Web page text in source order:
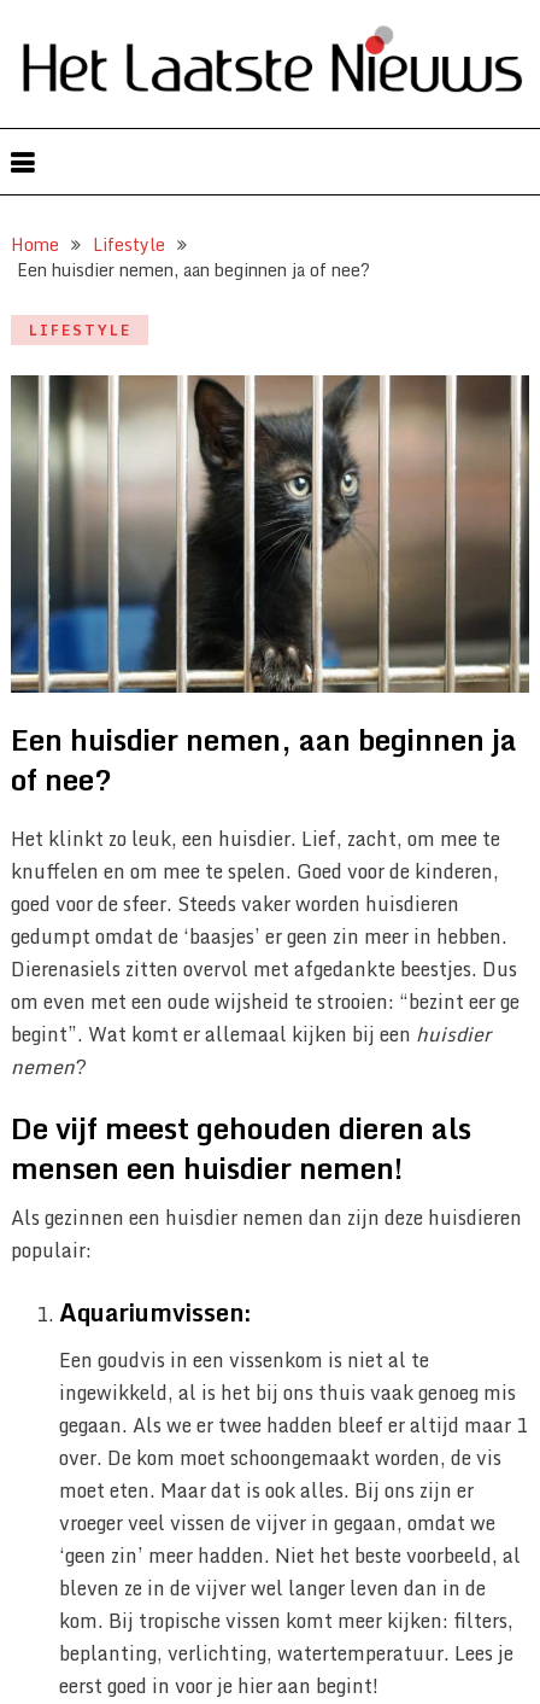
Home
Lifestyle
Een huisdier nemen, aan beginnen ja of nee?
LIFESTYLE
Een huisdier nemen, aan beginnen ja
of nee?
Het klinkt zo leuk, een huisdier. Lief, zacht, om mee te
knuffelen en om mee te spelen. Goed voor de kinderen,
goed voor de sfeer. Steeds vaker worden huisdieren
gedumpt omdat de ‘baasjes’ er geen zin meer in hebben.
Dierenasiels zitten overvol met afgedankte beestjes. Dus
om even met een oude wijsheid te strooien: “bezint eer ge
begint”. Wat komt er allemaal kijken bij een huisdier
nemen?
De vijf meest gehouden dieren als
mensen een huisdier nemen!
Als gezinnen een huisdier nemen dan zijn deze huisdieren
populair:
Aquariumvissen:
Een goudvis in een vissenkom is niet al te
ingewikkeld, al is het bij ons thuis vaak genoeg mis
gegaan. Als we er twee hadden bleef er altijd maar 1
over. De kom moet schoongemaakt worden, de vis
moet eten. Maar dat is ook alles. Bij ons zijn er
vroeger veel vissen de vijver in gegaan, omdat we
‘geen zin’ meer hadden. Niet het beste voorbeeld, al
bleven ze in de vijver wel langer leven dan in de
kom. Bij tropische vissen komt meer kijken: filters,
beplanting, verlichting, watertemperatuur. Lees je
eerst goed in voor je hier aan begint!